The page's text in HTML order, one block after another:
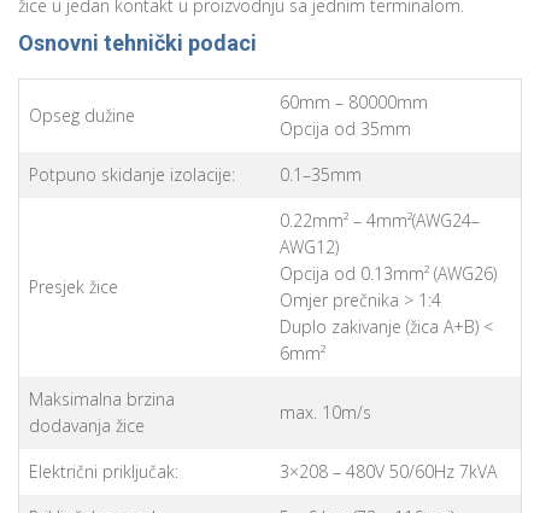
žice u jedan kontakt u proizvodnju sa jednim terminalom.
Osnovni tehnički podaci
Opseg dužine
60mm – 80000mm
Opcija od 35mm
Potpuno skidanje izolacije:
0.1–35mm
Presjek žice
0.22mm² – 4mm²(AWG24–
AWG12)
Opcija od 0.13mm² (AWG26)
Omjer prečnika > 1:4
Duplo zakivanje (žica A+B) <
6mm²
Maksimalna brzina
dodavanja žice
max. 10m/s
Električni priključak:
3×208 – 480V 50/60Hz 7kVA